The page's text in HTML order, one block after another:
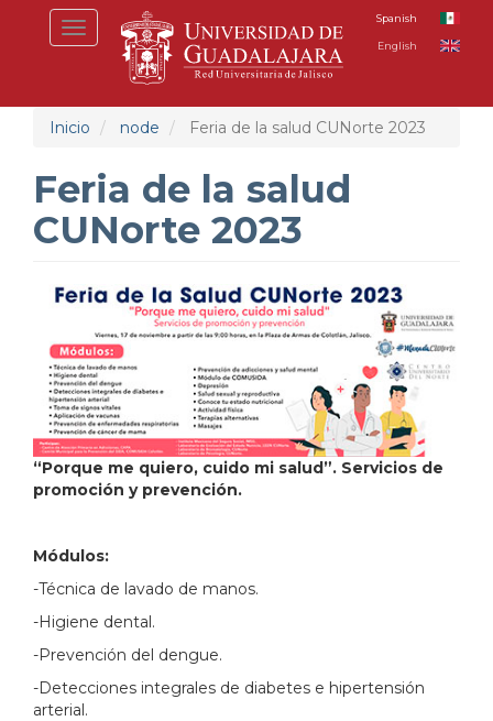
Toggle
navigation
Spanish
English
Inicio node Feria de la salud CUNorte 2023
Feria de la salud
CUNorte 2023
“Porque me quiero, cuido mi salud”. Servicios de
promoción y prevención.
Módulos:
-Técnica de lavado de manos.
-Higiene dental.
-Prevención del dengue.
-Detecciones integrales de diabetes e hipertensión
arterial.